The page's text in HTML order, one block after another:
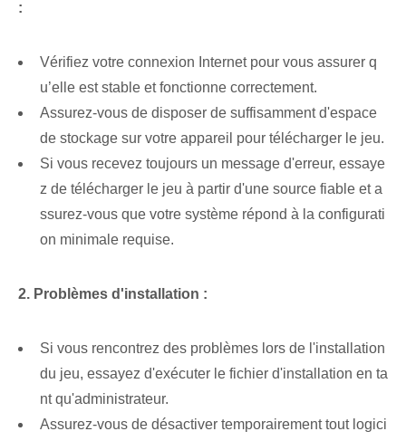
:
Vérifiez votre connexion Internet pour vous assurer q
u’elle est stable et fonctionne correctement.
Assurez-vous de disposer de suffisamment d'espace
de stockage sur votre appareil pour télécharger le jeu.
Si vous recevez toujours un message d'erreur, essaye
z de télécharger le jeu à partir d'une source fiable et a
ssurez-vous que votre système répond à la configurati
on minimale requise.
2. Problèmes d'installation :
Si‌ vous rencontrez des problèmes lors de l'installation
du jeu, essayez d'exécuter le fichier d'installation⁢ en ta
nt qu'administrateur.
Assurez-vous de désactiver temporairement tout logici